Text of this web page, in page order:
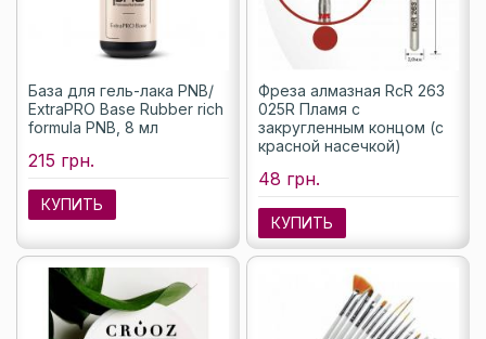
База для гель-лака PNB/
ExtraPRO Base Rubber rich
formula PNB, 8 мл
215 грн.
КУПИТЬ
Фреза алмазная RcR 263
025R Пламя с
закругленным концом (с
красной насечкой)
48 грн.
КУПИТЬ